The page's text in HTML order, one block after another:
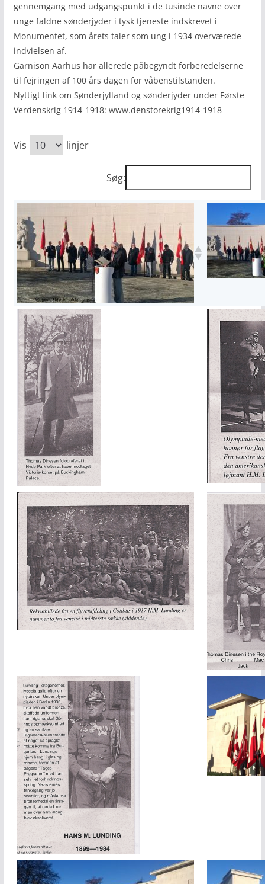
gennemgang med udgangspunkt i de tusinde navne over
unge faldne sønderjyder i tysk tjeneste indskrevet i
Monumentet, som årets taler som ung i 1934 overværede
indvielsen af.
Garnison Aarhus har allerede påbegyndt forberedelserne
til fejringen af 100 års dagen for våbenstilstanden.
Nyttigt link om Sønderjylland og sønderjyder under Første
Verdenskrig 1914-1918: www.denstorekrig1914-1918
Vis linjer
Søg: